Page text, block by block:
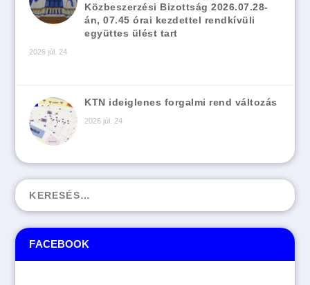
FACEBOOK
Közbeszerzési Bizottság 2026.07.28-
án, 07.45 órai kezdettel rendkívüli
együttes ülést tart
2026 júl. 24
KTN ideiglenes forgalmi rend változás
2026 júl. 24